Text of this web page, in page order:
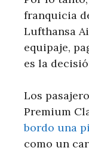
franquicia
Lufthansa
equipaje,
es la
Los
Premium
bordo una
como un